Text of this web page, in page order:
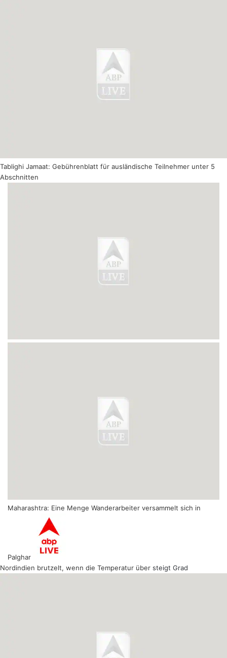
Tablighi Jamaat: Gebührenblatt für ausländische Teilnehmer unter 5
Abschnitten
Maharashtra: Eine Menge Wanderarbeiter versammelt sich in
Palghar
Nordindien brutzelt, wenn die Temperatur über steigt Grad